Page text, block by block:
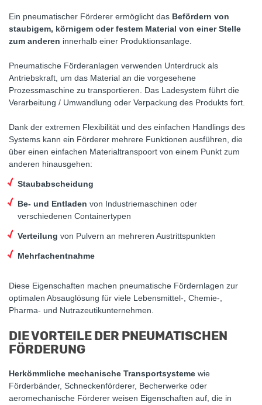
Ein pneumatischer Förderer ermöglicht das Befördern von
staubigem, körnigem oder festem Material von einer Stelle
zum anderen innerhalb einer Produktionsanlage.
Pneumatische Förderanlagen verwenden Unterdruck als
Antriebskraft, um das Material an die vorgesehene
Prozessmaschine zu transportieren. Das Ladesystem führt die
Verarbeitung / Umwandlung oder Verpackung des Produkts fort.
Dank der extremen Flexibilität und des einfachen Handlings des
Systems kann ein Förderer mehrere Funktionen ausführen, die
über einen einfachen Materialtranspoort von einem Punkt zum
anderen hinausgehen:
Staubabscheidung
Be- und Entladen von Industriemaschinen oder
verschiedenen Containertypen
Verteilung von Pulvern an mehreren Austrittspunkten
Mehrfachentnahme
Diese Eigenschaften machen pneumatische Fördernlagen zur
optimalen Absauglösung für viele Lebensmittel-, Chemie-,
Pharma- und Nutrazeutikunternehmen.
DIE VORTEILE DER PNEUMATISCHEN
FÖRDERUNG
Herkömmliche mechanische Transportsysteme wie
Förderbänder, Schneckenförderer, Becherwerke oder
aeromechanische Förderer weisen Eigenschaften auf, die in